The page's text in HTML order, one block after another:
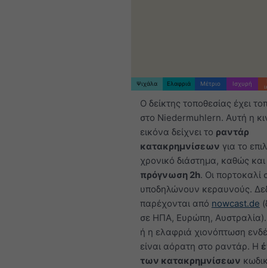
Ψιχάλα Ελαφριά Μέτριο Ισχυρή
Ο δείκτης τοποθεσίας έχει
στο Niedermuhlern. Αυτή η
εικόνα δείχνει το ραντάρ
κατακρημνίσεων για το
χρονικό διάστημα, καθώς και
πρόγνωση 2h. Οι πορτοκαλί
υποδηλώνουν κεραυνούς.
παρέχονται από nowcast.de
σε ΗΠΑ, Ευρώπη,
ή η ελαφριά χιονόπτωση
είναι αόρατη στο ραντάρ. Η
των κατακρημνίσεων